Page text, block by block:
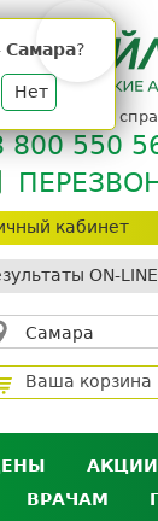
кабинет
ON-LINE
Самара
Самара?
Нет
Ваша корзина
единой
800 550
цены
АКЦИИ
ВРАЧАМ